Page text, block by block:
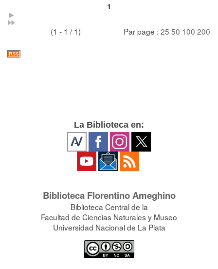
1
(1 - 1 / 1) Par page : 25 50 100 200
La Biblioteca en:
Biblioteca Florentino Ameghino
Biblioteca Central de la
Facultad de Ciencias Naturales y Museo
Universidad Nacional de La Plata